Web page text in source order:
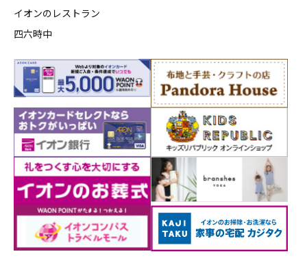
イオンのレストラン
四六時中